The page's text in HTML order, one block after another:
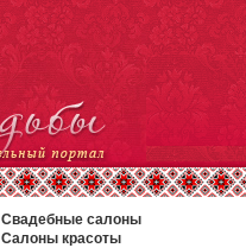
Свадебные салоны
Салоны красоты